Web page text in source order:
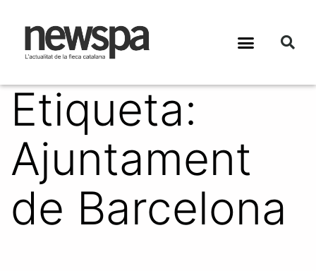
Etiqueta:
Ajuntament
de Barcelona